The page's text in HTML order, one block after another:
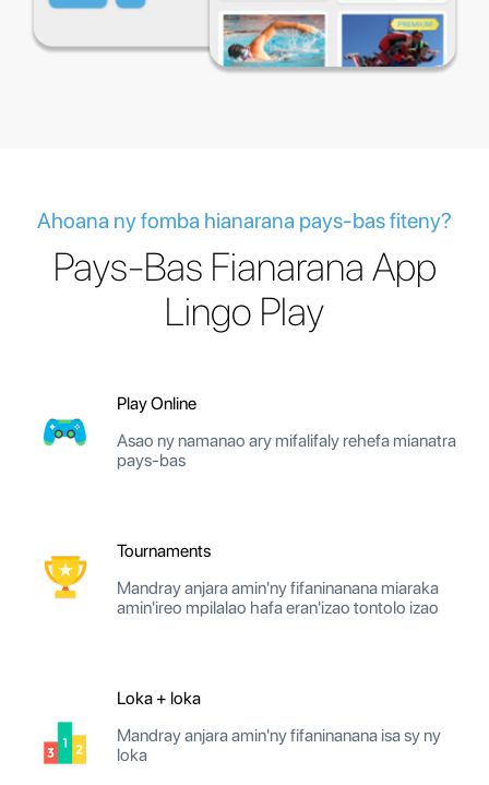
Ahoana ny fomba hianarana pays-bas fiteny?
Pays-Bas Fianarana App
Lingo Play
Play Online
Asao ny namanao ary mifalifaly rehefa mianatra
pays-bas
Tournaments
Mandray anjara amin'ny fifaninanana miaraka
amin'ireo mpilalao hafa eran'izao tontolo izao
Loka + loka
Mandray anjara amin'ny fifaninanana isa sy ny
loka